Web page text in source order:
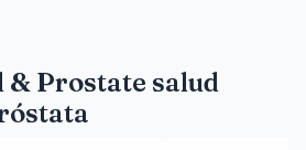
Prostate salud